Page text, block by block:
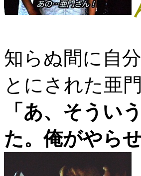
知らぬ間に自
とにされた亜
「あ、そうい
た。俺がやら